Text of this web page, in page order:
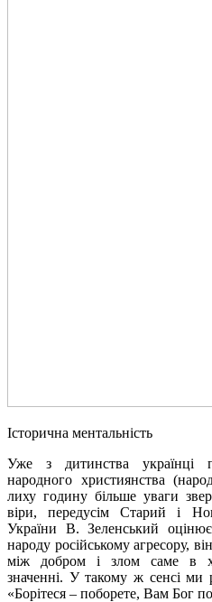
Історична ментальність
Уже з дитинства українці
народного християнства
лиху годину більше уваги
віри, передусім Старий і
України В. Зеленський
народу російському агресору,
між добром і злом саме в
значенні. У такому ж сенсі ми
«Борітеся – поборете, Вам Бог